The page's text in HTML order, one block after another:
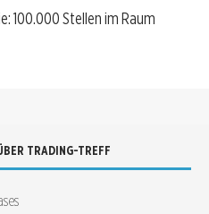
100.000 Stellen im Raum
TRADING-TREFF